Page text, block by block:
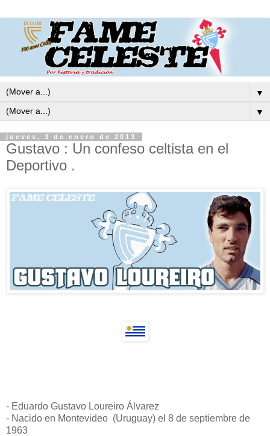
▼
▼
jueves, 3 de enero de 2013
Gustavo : Un confeso celtista en el
Deportivo .
- Eduardo Gustavo Loureiro Álvarez
- Nacido en Montevideo (Uruguay) el 8 de septiembre de
1963